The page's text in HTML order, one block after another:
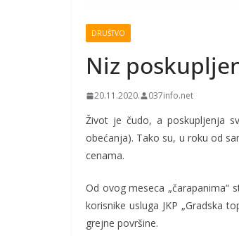
DRUŠTVO
Niz
20.11.2020. 037info.net
Život je čudo, a poskupljenja
obećanja). Tako su, u roku od
cenama.
Od ovog meseca „čarapanima“
korisnike usluga JKP „Gradska
grejne površine.